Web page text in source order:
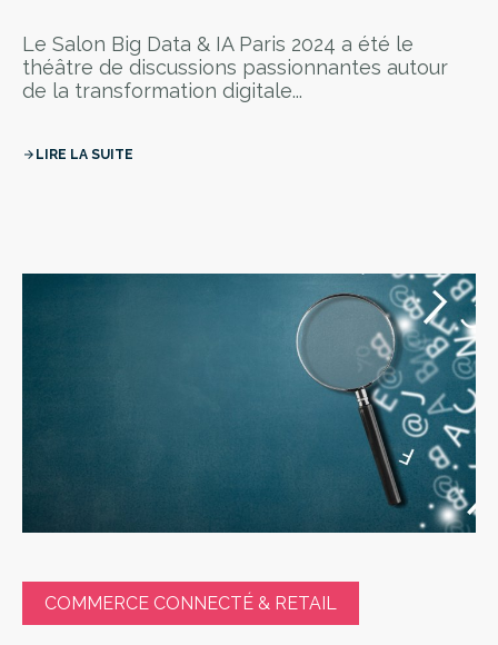
Le Salon Big Data & IA Paris 2024 a été le
théâtre de discussions passionnantes autour
de la transformation digitale...
arrow_forward LIRE LA SUITE
COMMERCE CONNECTÉ & RETAIL